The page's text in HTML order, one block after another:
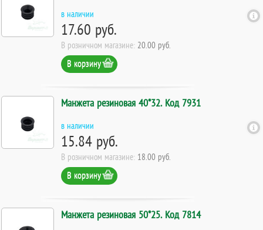
в наличии
17.60 руб.
В розничном магазине: 20.00 руб.
В корзину
Манжета резиновая 40*32. Код 7931
в наличии
15.84 руб.
В розничном магазине: 18.00 руб.
В корзину
Манжета резиновая 50*25. Код 7814